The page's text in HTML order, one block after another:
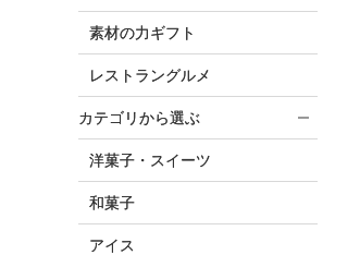
素材の力ギフト
レストラングルメ
カテゴリから選ぶ
洋菓子・スイーツ
和菓子
アイス